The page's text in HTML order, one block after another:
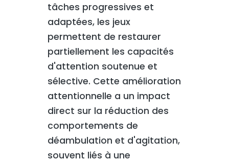
tâches progressives et
adaptées, les jeux
permettent de restaurer
partiellement les capacités
d'attention soutenue et
sélective. Cette amélioration
attentionnelle a un impact
direct sur la réduction des
comportements de
déambulation et d'agitation,
souvent liés à une